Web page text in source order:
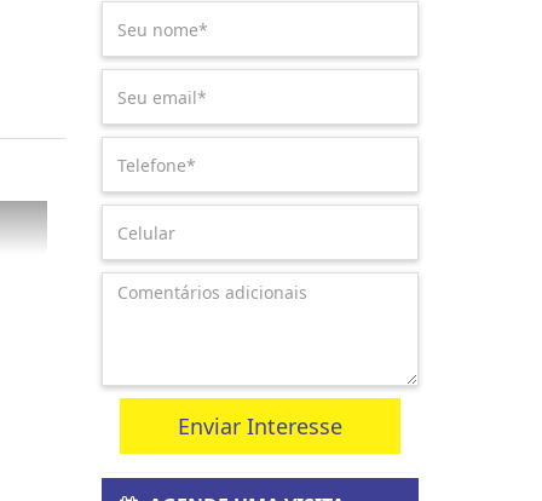
Enviar Interesse